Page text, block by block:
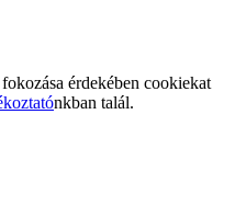
érdekében cookiekat
nkban talál.